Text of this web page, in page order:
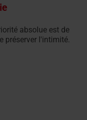
absolue est de
préserver l'intimité.